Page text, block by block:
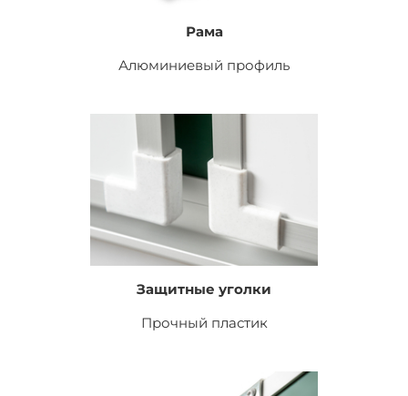
Рама
Алюминиевый профиль
Защитные уголки
Прочный пластик